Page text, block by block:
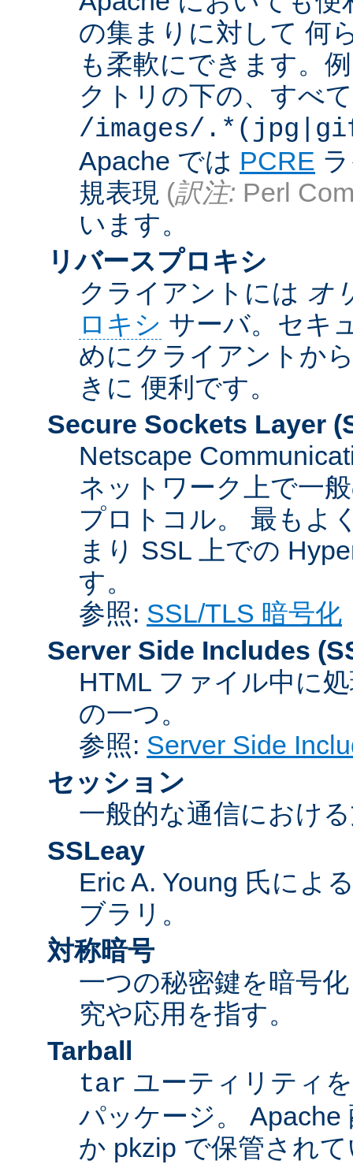
の集まりに対して 何
も柔軟にできます。
クトリの下の、すべ
/images/
Apache では PCRE
規表現 (訳注: Perl
います。
リバースプロキシ
クライアントには オ
ロキシ サーバ。セキ
めにクライアントか
きに 便利です。
Secure Sockets Layer
Netscape
ネットワーク上で一
プロトコル。 最もよ
まり SSL 上での
す。
参照: SSL/TLS 暗号化
Server Side Includes
HTML ファイル中に
の一つ。
参照: Server Side
セッション
一般的な通信におけ
SSLeay
Eric A. Young 氏によ
ブラリ。
対称暗号
一つの秘密鍵を暗号
究や応用を指す。
Tarball
tar ユーティリティ
パッケージ。 Apache
か pkzip で保管され